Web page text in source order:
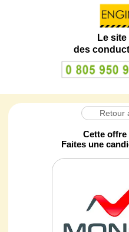
Le
des
Retour
Cette
Faites une